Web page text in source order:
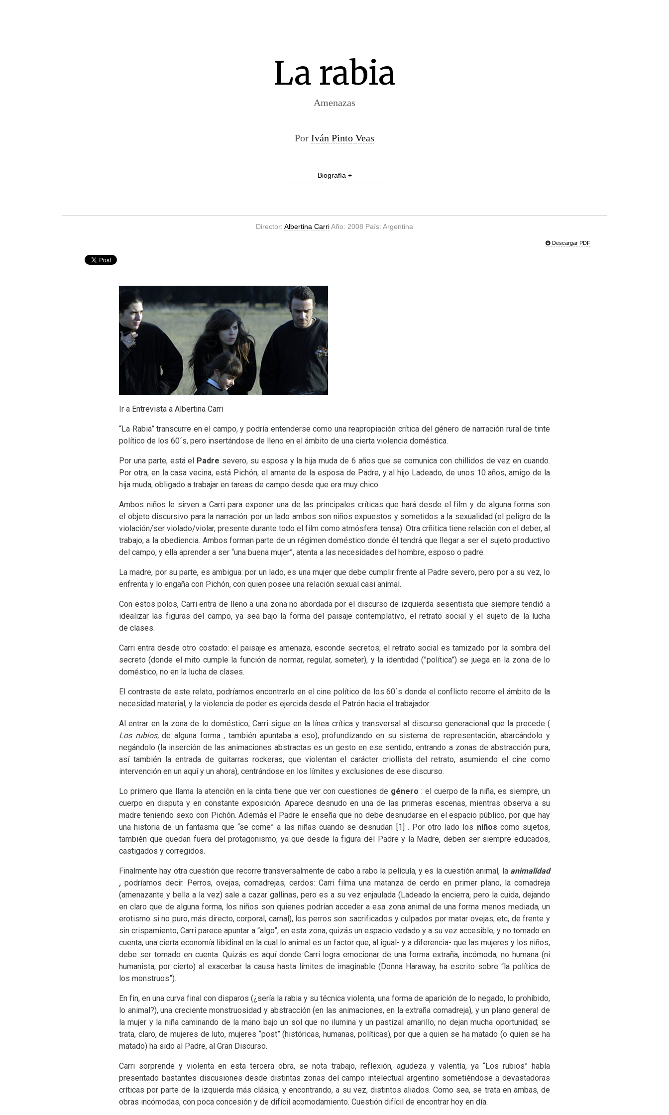
La rabia
Amenazas
Por Iván Pinto Veas
Biografía +
Director: Albertina CarriAño: 2008 País: Argentina
Descargar PDF
Ir a Entrevista a Albertina Carri
“La Rabia” transcurre en el campo, y podría entenderse como una reapropiación crítica del género de narración rural de tinte
político de los 60´s, pero insertándose de lleno en el ámbito de una cierta violencia doméstica.
Por una parte, está el Padre severo, su esposa y la hija muda de 6 años que se comunica con chillidos de vez en cuando.
Por otra, en la casa vecina, está Pichón, el amante de la esposa de Padre, y al hijo Ladeado, de unos 10 años, amigo de la
hija muda, obligado a trabajar en tareas de campo desde que era muy chico.
Ambos niños le sirven a Carri para exponer una de las principales críticas que hará desde el film y de alguna forma son
el objeto discursivo para la narración: por un lado ambos son niños expuestos y sometidos a la sexualidad (el peligro de la
violación/ser violado/violar, presente durante todo el film como atmósfera tensa). Otra crñitica tiene relación con el deber, al
trabajo, a la obediencia. Ambos forman parte de un régimen doméstico donde él tendrá que llegar a ser el sujeto productivo
del campo, y ella aprender a ser “una buena mujer”, atenta a las necesidades del hombre, esposo o padre.
La madre, por su parte, es ambigua: por un lado, es una mujer que debe cumplir frente al Padre severo, pero por a su vez, lo
enfrenta y lo engaña con Pichón, con quien posee una relación sexual casi animal.
Con estos polos, Carri entra de lleno a una zona no abordada por el discurso de izquierda sesentista que siempre tendió a
idealizar las figuras del campo, ya sea bajo la forma del paisaje contemplativo, el retrato social y el sujeto de la lucha
de clases.
Carri entra desde otro costado: el paisaje es amenaza, esconde secretos; el retrato social es tamizado por la sombra del
secreto (donde el mito cumple la función de normar, regular, someter), y la identidad (”política”) se juega en la zona de lo
doméstico, no en la lucha de clases.
El contraste de este relato, podríamos encontrarlo en el cine político de los 60´s donde el conflicto recorre el ámbito de la
necesidad material, y la violencia de poder es ejercida desde el Patrón hacia el trabajador.
Al entrar en la zona de lo doméstico, Carri sigue en la línea crítica y transversal al discurso generacional que la precede (
Los rubios,de alguna forma , también apuntaba a eso), profundizando en su sistema de representación, abarcándolo y
negándolo (la inserción de las animaciones abstractas es un gesto en ese sentido, entrando a zonas de abstracción pura,
así también la entrada de guitarras rockeras, que violentan el carácter criollista del retrato, asumiendo el cine como
intervención en un aquí y un ahora), centrándose en los límites y exclusiones de ese discurso.
Lo primero que llama la atención en la cinta tiene que ver con cuestiones de género : el cuerpo de la niña, es siempre, un
cuerpo en disputa y en constante exposición. Aparece desnudo en una de las primeras escenas, mientras observa a su
madre teniendo sexo con Pichón. Además el Padre le enseña que no debe desnudarse en el espacio público, por que hay
una historia de un fantasma que “se come” a las niñas cuando se desnudan [1] . Por otro lado los niños como sujetos,
también que quedan fuera del protagonismo, ya que desde la figura del Padre y la Madre, deben ser siempre educados,
castigados y corregidos.
Finalmente hay otra cuestión que recorre transversalmente de cabo a rabo la película, y es la cuestión animal, la animalidad
, podríamos decir. Perros, ovejas, comadrejas, cerdos: Carri filma una matanza de cerdo en primer plano, la comadreja
(amenazante y bella a la vez) sale a cazar gallinas, pero es a su vez enjaulada (Ladeado la encierra, pero la cuida, dejando
en claro que de alguna forma, los niños son quienes podrían acceder a esa zona animal de una forma menos mediada, un
erotismo si no puro, más directo, corporal, carnal), los perros son sacrificados y culpados por matar ovejas; etc, de frente y
sin crispamiento, Carri parece apuntar a “algo”, en esta zona, quizás un espacio vedado y a su vez accesible, y no tomado en
cuenta, una cierta economía libidinal en la cual lo animal es un factor que, al igual- y a diferencia- que las mujeres y los niños,
debe ser tomado en cuenta. Quizás es aquí donde Carri logra emocionar de una forma extraña, incómoda, no humana (ni
humanista, por cierto) al exacerbar la causa hasta límites de imaginable (Donna Haraway, ha escrito sobre “la política de
los monstruos”).
En fin, en una curva final con disparos (¿sería la rabia y su técnica violenta, una forma de aparición de lo negado, lo prohibido,
lo animal?), una creciente monstruosidad y abstracción (en las animaciones, en la extraña comadreja), y un plano general de
la mujer y la niña caminando de la mano bajo un sol que no ilumina y un pastizal amarillo, no dejan mucha oportunidad; se
trata, claro, de mujeres de luto, mujeres “post” (históricas, humanas, políticas), por que a quien se ha matado (o quien se ha
matado) ha sido al Padre, al Gran Discurso.
Carri sorprende y violenta en esta tercera obra, se nota trabajo, reflexión, agudeza y valentía, ya “Los rubios” había
presentado bastantes discusiones desde distintas zonas del campo intelectual argentino sometiéndose a devastadoras
críticas por parte de la izquierda más clásica, y encontrando, a su vez, distintos aliados. Como sea, se trata en ambas, de
obras incómodas, con poca concesión y de difícil acomodamiento. Cuestión difícil de encontrar hoy en día.